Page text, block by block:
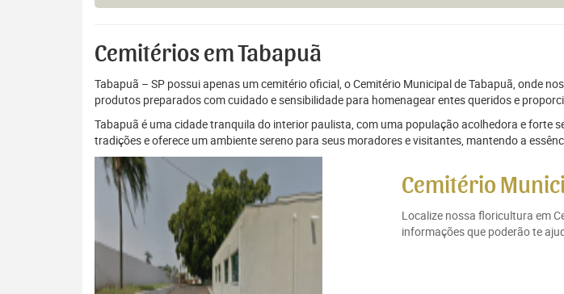
Cemitérios em Tabapuã
Tabapuã – SP possui apenas um cemitério oficial, o Cemitério Municipal de Tabapuã, onde
produtos preparados com cuidado e sensibilidade para homenagear entes queridos e
Tabapuã é uma cidade tranquila do interior paulista, com uma população acolhedora e forte
tradições e oferece um ambiente sereno para seus moradores e visitantes, mantendo a
Cemitério
Localize nossa floricultura em
informações que poderão te